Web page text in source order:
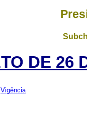
DE 26
Vigência